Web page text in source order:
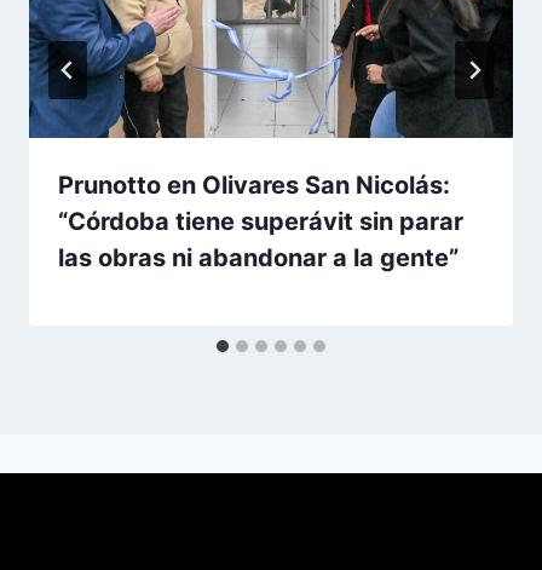
Prunotto en Olivares San Nicolás:
“Córdoba tiene superávit sin parar
las obras ni abandonar a la gente”